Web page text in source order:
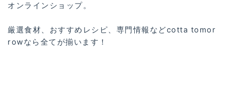
オンラインショップ。
厳選食材、おすすめレシピ、専門情報などcotta tomor
rowなら全てが揃います！